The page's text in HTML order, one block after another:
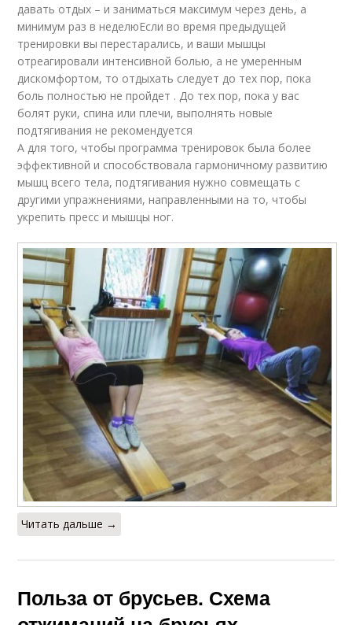
давать отдых – и заниматься максимум через день, а
минимум раз в неделюЕсли во время предыдущей
тренировки вы перестарались, и ваши мышцы
отреагировали интенсивной болью, а не умеренным
дискомфортом, то отдыхать следует до тех пор, пока
боль полностью не пройдет . До тех пор, пока у вас
болят руки, спина или плечи, выполнять новые
подтягивания не рекомендуется
А для того, чтобы программа тренировок была более
эффективной и способствовала гармоничному развитию
мышц всего тела, подтягивания нужно совмещать с
другими упражнениями, направленными на то, чтобы
укрепить пресс и мышцы ног.
Читать дальше →
Польза от брусьев. Схема